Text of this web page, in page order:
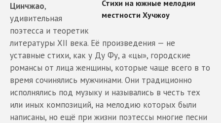
Цинчжао,
удивительная
поэтесса и теоретик
литературы XII века. Её произведения — не
уставные стихи, как у Ду Фу, а «цы», городские
романсы от лица женщины, которые чаще всего в то
время сочинялись мужчинами. Они традиционно
исполнялись под музыку и назывались в честь тех
или иных композиций, на мелодию которых были
написаны, но ещё при жизни поэтессы многие песни